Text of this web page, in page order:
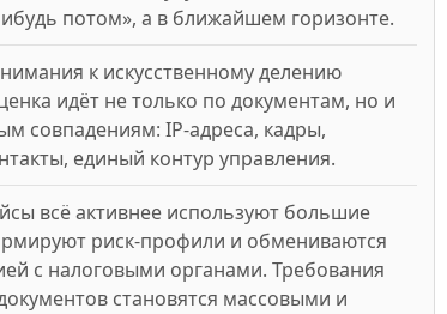
потом», а в ближайшем горизонте.
к искусственному делению
идёт не только по документам, но и
совпадениям: IP-адреса, кадры,
единый контур управления.
всё активнее используют большие
риск-профили и обмениваются
с налоговыми органами. Требования
становятся массовыми и